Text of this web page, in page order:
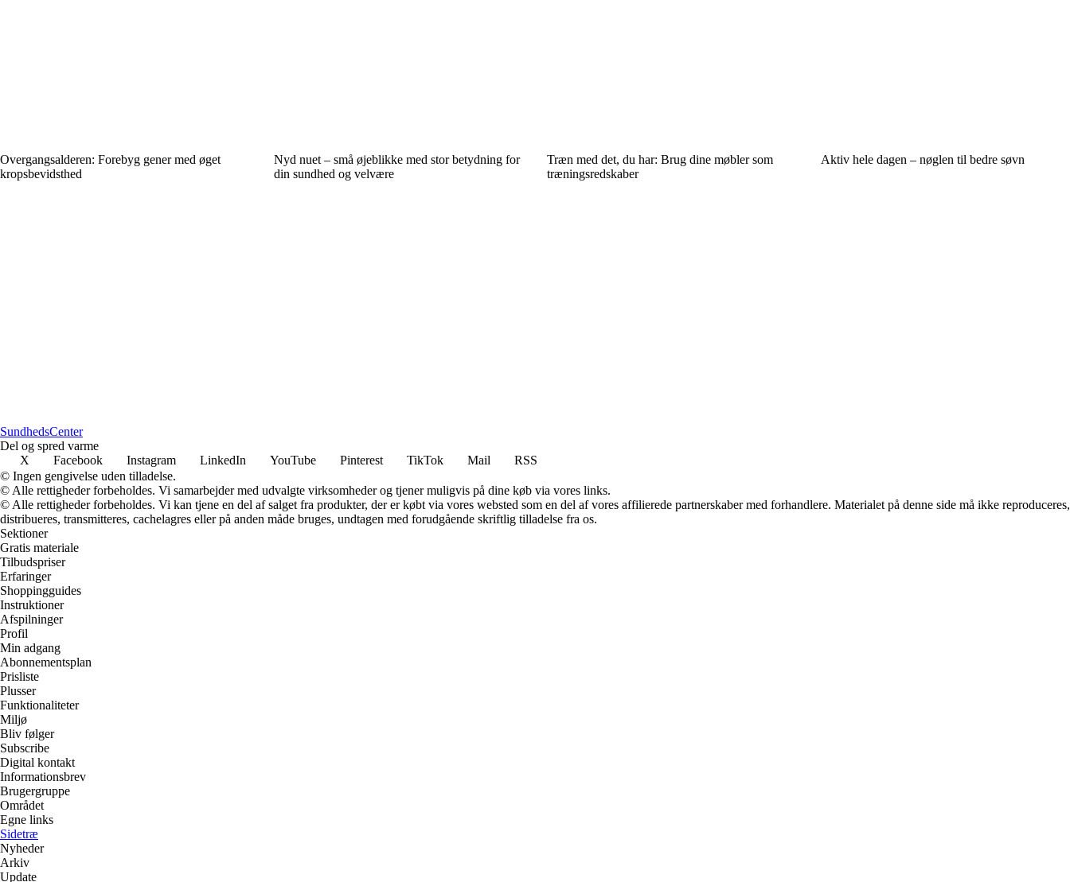
Overgangsalderen: Forebyg gener med øget
kropsbevidsthed
Nyd nuet – små øjeblikke med stor betydning for
din sundhed og velvære
Træn med det, du har: Brug dine møbler som
træningsredskaber
Aktiv hele dagen – nøglen til bedre søvn
SundhedsCenter
Del og spred varme
X
Facebook Instagram LinkedIn YouTube Pinterest TikTok Mail
RSS
© Ingen gengivelse uden tilladelse.
© Alle rettigheder forbeholdes. Vi samarbejder med udvalgte virksomheder og tjener muligvis på dine køb via vores links.
© Alle rettigheder forbeholdes. Vi kan tjene en del af salget fra produkter, der er købt via vores websted som en del af vores affilierede partnerskaber med forhandlere. Materialet på denne side må ikke reproduceres,
distribueres, transmitteres, cachelagres eller på anden måde bruges, undtagen med forudgående skriftlig tilladelse fra os.
Sektioner
Gratis materiale
Tilbudspriser
Erfaringer
Shoppingguides
Instruktioner
Afspilninger
Profil
Min adgang
Abonnementsplan
Prisliste
Plusser
Funktionaliteter
Miljø
Bliv følger
Subscribe
Digital kontakt
Informationsbrev
Brugergruppe
Området
Egne links
Sidetræ
Nyheder
Arkiv
Update